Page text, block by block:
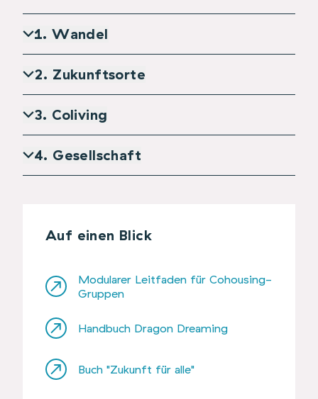
1. Wandel
2. Zukunftsorte
3. Coliving
4. Gesellschaft
Auf einen Blick
Modularer Leitfaden für Cohousing-
Gruppen
Handbuch Dragon Dreaming
Buch "Zukunft für alle"